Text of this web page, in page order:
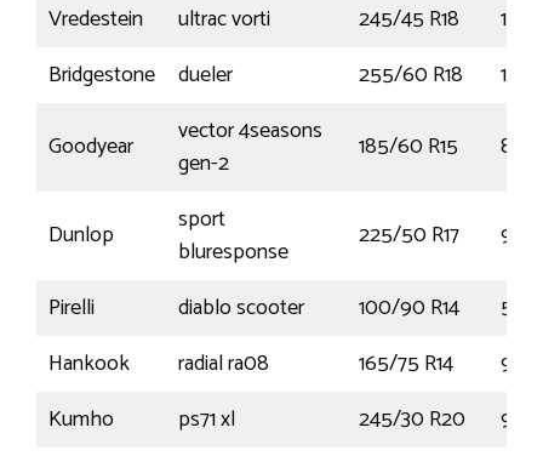
Vredestein
ultrac vorti 245/45 R18
Bridgestone
dueler 255/60 R18
Goodyear
vector 4seasons
gen-2
185/60 R15 84T
Dunlop
sport
bluresponse
225/50 R17
94W
Pirelli
diablo scooter 100/90 R14
57P
Hankook
radial ra08 165/75 R14
97R
Kumho
ps71 xl 245/30 R20
90Y